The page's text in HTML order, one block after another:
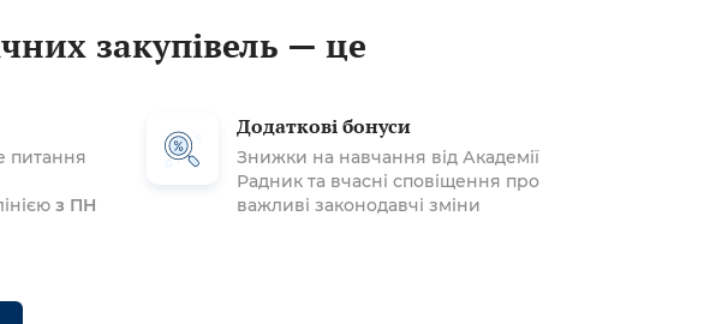
закупівель — це
питання
з ПН
Додаткові бонуси
Знижки на навчання від Академії
Радник та вчасні сповіщення про
важливі законодавчі зміни